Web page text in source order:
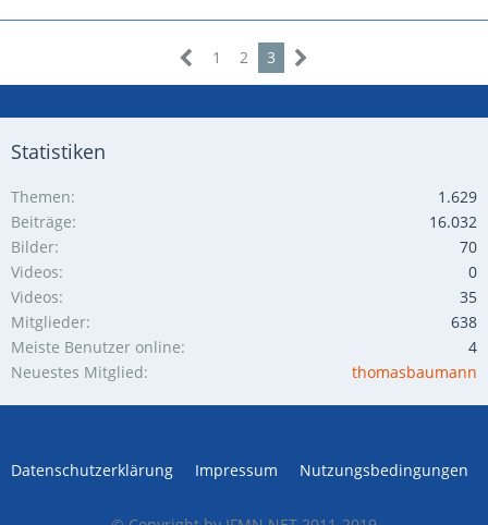
1 2 3
Statistiken
Themen
1.629
Beiträge
16.032
Bilder
70
Videos
0
Videos
35
Mitglieder
638
Meiste Benutzer online
4
Neuestes Mitglied
thomasbaumann
Datenschutzerklärung Impressum Nutzungsbedingungen